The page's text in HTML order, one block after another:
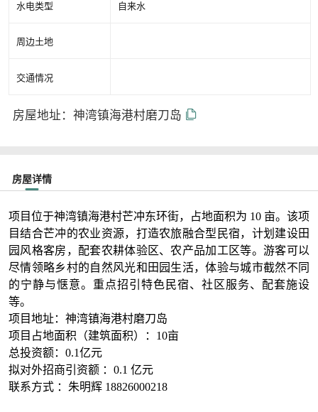
水电类型
周边土地
交通情况
自来水
房屋地址：神湾镇海港村磨刀岛
房屋详情
项目位于神湾镇海港村芒冲东环街，占地面积为 10 亩。该项
目结合芒冲的农业资源，打造农旅融合型民宿，计划建设田
园风格客房，配套农耕体验区、农产品加工区等。游客可以
尽情领略乡村的自然风光和田园生活，体验与城市截然不同
的宁静与惬意。重点招引特色民宿、社区服务、配套施设
等。
项目地址：神湾镇海港村磨刀岛
项目占地面积（建筑面积）：10亩
总投资额：0.1亿元
拟对外招商引资额 ：0.1 亿元
联系方式 ：朱明辉 18826000218